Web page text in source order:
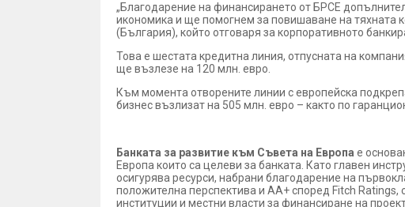
„Благодарение на финансирането от БРСЕ
икономика и ще помогнем за повишаване на тяхната
(България), който отговаря за корпоративното
Това е шестата кредитна линия, отпусната на
ще възлезе на 120 млн. евро.
Към момента отворените линии с европейска
бизнес възлизат на 505 млн. евро – както по
Банката за развитие към Съвета на Европа е
Европа които са целеви за банката. Като главен
осигурява ресурси, набрани благодарение на
положителна перспектива и AA+ според Fitch Ratings,
институции и местни власти за финансиране на